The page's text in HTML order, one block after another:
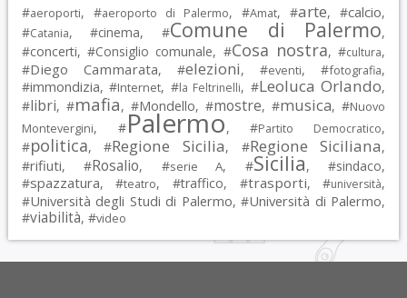
#aeroporti, #aeroporto di Palermo, #Amat, #arte, #calcio,
#Catania, #cinema, #Comune di Palermo,
#concerti, #Consiglio comunale, #Cosa nostra, #cultura,
#Diego Cammarata, #elezioni, #eventi, #fotografia,
#immondizia, #Internet, #la Feltrinelli, #Leoluca Orlando,
#libri, #mafia, #Mondello, #mostre, #musica, #Nuovo
Montevergini, #Palermo, #Partito Democratico,
#politica, #Regione Sicilia, #Regione Siciliana,
#rifiuti, #Rosalio, #serie A, #Sicilia, #sindaco,
#spazzatura, #teatro, #traffico, #trasporti, #università,
#Università degli Studi di Palermo, #Università di Palermo,
#viabilità, #video